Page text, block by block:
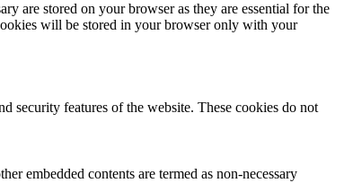
are stored on your browser as they are essential for the
will be stored in your browser only with your
security features of the website. These cookies do not
embedded contents are termed as non-necessary